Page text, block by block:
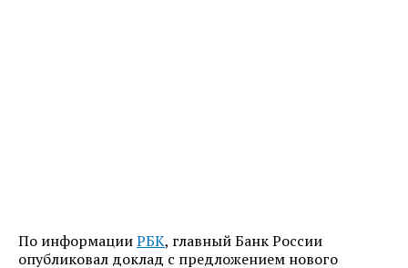
По информацииРБК, главный Банк России
опубликовал доклад с предложением нового